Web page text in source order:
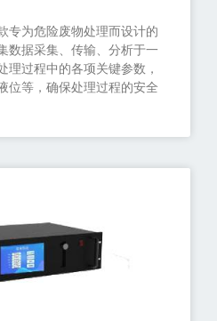
专为危险废物处理而设计的
数据采集、传输、分析于一
理过程中的各项关键参数，
位等，确保处理过程的安全